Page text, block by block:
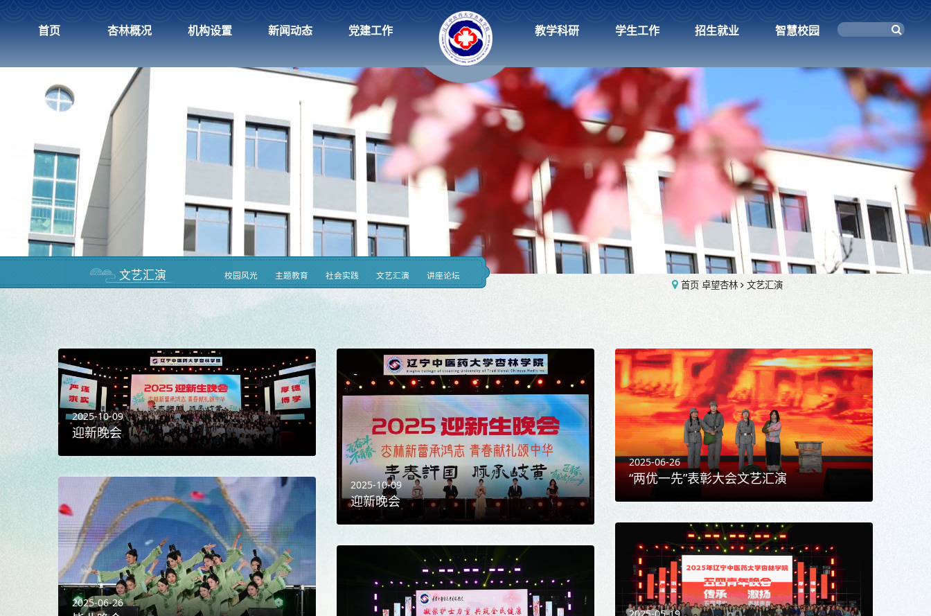
首页 杏林概况 机构设置 新闻动态 党建工作 教学科研 学生工作 招生就业 智慧校园
文艺汇演 校园风光 主题教育 社会实践 文艺汇演 讲座论坛
首页 卓望杏林 文艺汇演
2025-10-09
迎新晚会
2025-10-09
迎新晚会
2025-06-26
“两优一先”表彰大会文艺汇演
2025-06-26